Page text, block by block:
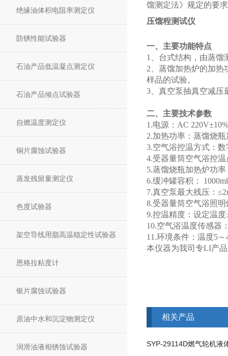
绝缘油体积电阻率测定仪
防锈性能试验器
石油产品低温凝点测定仪
石油产品倾点试验器
自燃温度测定仪
铜片腐蚀试验器
蒸发残留量测定仪
色度试验器
架空导线用脂高温稳定性试验器
恩格拉粘度计
银片腐蚀试验器
原油中水和沉淀物测定仪
润滑油液相锈蚀试验器
馏测定法》规定的要
压馏程测试仪
一、主要功能特点
1、台式结构，由蒸馏
2、蒸馏加热炉的加热
样品的试验。
3、真空泵抽真空减压
二、主要技术参数
1.电源：AC
2.加热功率：蒸馏烧
3.空气浴控温方式：
4.受器量筒空气浴控
5.蒸馏烧瓶加热炉功
6.缓冲罐容积：
7.真空泵最大残压：
8.受器量筒空气浴照
9.控温精度：设定温
10.空气浴温度传感器
11.环境条件：温度5
本仪器为我司专LI产
相关产品